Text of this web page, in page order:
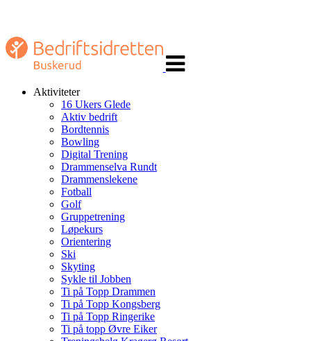
navigasjon
Aktiviteter
16 Ukers Glede
Aktiv bedrift
Bordtennis
Bowling
Digital Trening
Drammenselva Rundt
Drammenslekene
Fotball
Golf
Gruppetrening
Løpekurs
Orientering
Ski
Skyting
Sykle til Jobben
Ti på Topp Drammen
Ti på Topp Kongsberg
Ti på Topp Ringerike
Ti på topp Øvre Eiker